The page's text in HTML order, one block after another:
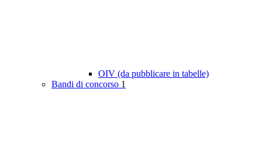
OIV (da pubblicare in tabelle)
Bandi di concorso 1